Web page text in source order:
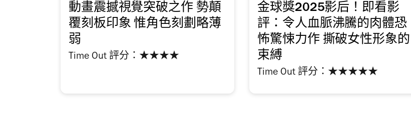
動畫震撼視覺突破之作 勢顛
覆刻板印象 惟角色刻劃略薄
弱
Time Out 評分：★★★★
金球獎2025影后！即看影
評：令人血脈沸騰的肉體恐
怖驚悚力作 撕破女性形象的
束縛
Time Out 評分：★★★★★